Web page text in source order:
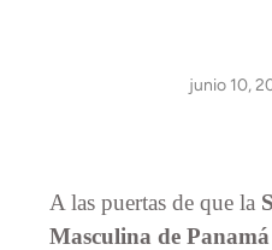
junio 10,
A las puertas de que la
Masculina de Panamá